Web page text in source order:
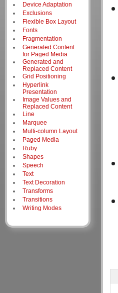
Device Adaptation
Exclusions
Flexible Box Layout
Fonts
Fragmentation
Generated Content
for Paged Media
Generated and
Replaced Content
Grid Positioning
Hyperlink
Presentation
Image Values and
Replaced Content
Line
Marquee
Multi-column Layout
Paged Media
Ruby
Shapes
Speech
Text
Text Decoration
Transforms
Transitions
Writing Modes